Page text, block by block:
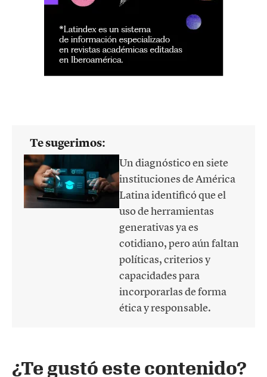
Te sugerimos:
Un diagnóstico en siete
instituciones de América
Latina identificó que el
uso de herramientas
generativas ya es
cotidiano, pero aún faltan
políticas, criterios y
capacidades para
incorporarlas de forma
ética y responsable.
¿Te gustó este contenido?